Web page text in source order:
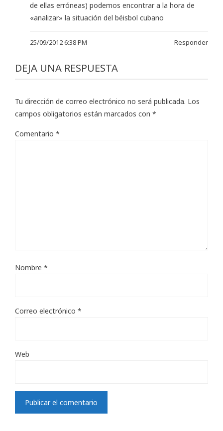
de ellas erróneas) podemos encontrar a la hora de
«analizar» la situación del béisbol cubano
25/09/2012 6:38 PM Responder
DEJA UNA RESPUESTA
Tu dirección de correo electrónico no será publicada. Los
campos obligatorios están marcados con *
Comentario *
Nombre *
Correo electrónico *
Web